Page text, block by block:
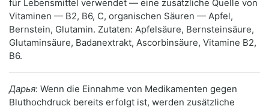
für Lebensmittel verwendet — eine zusätzliche Quelle von
Vitaminen — B2, B6, C, organischen Säuren — Apfel,
Bernstein, Glutamin. Zutaten: Apfelsäure, Bernsteinsäure,
Glutaminsäure, Badanextrakt, Ascorbinsäure, Vitamine B2,
B6.
Дарья: Wenn die Einnahme von Medikamenten gegen
Bluthochdruck bereits erfolgt ist, werden zusätzliche